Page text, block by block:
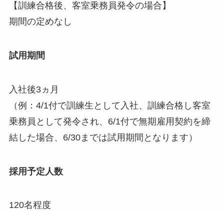
【訓練合格後、客室乗務員発令の場合】
期間の定めなし
試用期間
入社後3ヵ月
（例：4/1付で訓練生として入社、訓練合格し客室
乗務員として発令され、6/1付で無期雇用契約を締
結した場合、6/30までは試用期間となります）
採用予定人数
120名程度